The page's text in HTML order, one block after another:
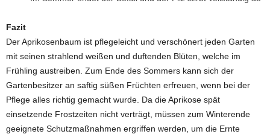
Fazit
Der Aprikosenbaum ist pflegeleicht und verschönert jeden Garten
mit seinen strahlend weißen und duftenden Blüten, welche im
Frühling austreiben. Zum Ende des Sommers kann sich der
Gartenbesitzer an saftig süßen Früchten erfreuen, wenn bei der
Pflege alles richtig gemacht wurde. Da die Aprikose spät
einsetzende Frostzeiten nicht verträgt, müssen zum Winterende
geeignete Schutzmaßnahmen ergriffen werden, um die Ernte